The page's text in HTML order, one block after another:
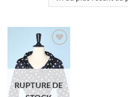
Ajouter
à la liste
d'envies
RUPTURE DE